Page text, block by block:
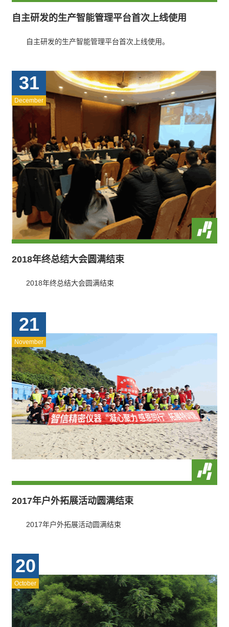
自主研发的生产智能管理平台首次上线使用
自主研发的生产智能管理平台首次上线使用。
31
December
2018年终总结大会圆满结束
2018年终总结大会圆满结束
21
November
2017年户外拓展活动圆满结束
2017年户外拓展活动圆满结束
20
October